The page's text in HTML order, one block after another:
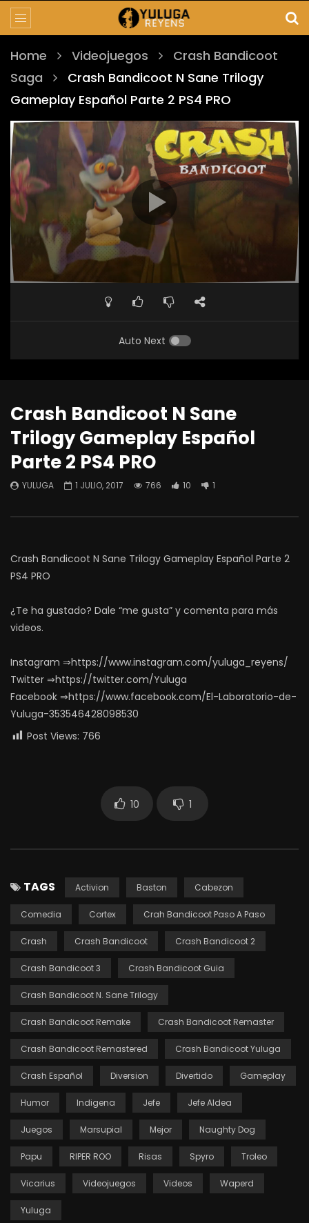
Home Videojuegos
Crash Bandicoot
Saga
Crash Bandicoot N Sane Trilogy
Gameplay Español Parte 2 PS4 PRO
Auto Next
Crash Bandicoot N Sane
Trilogy Gameplay Español
Parte 2 PS4 PRO
YULUGA 1 JULIO, 2017 766 10 1
Crash Bandicoot N Sane Trilogy Gameplay Español Parte 2
PS4 PRO
¿Te ha gustado? Dale “me gusta” y comenta para más
videos.
Instagram ⇒https://www.instagram.com/yuluga_reyens/
Twitter ⇒https://twitter.com/Yuluga
Facebook ⇒https://www.facebook.com/El-Laboratorio-de-
Yuluga-353546428098530
Post Views: 766
10 1
TAGS Activion Baston Cabezon
Comedia Cortex Crah Bandicoot Paso A Paso
Crash Crash Bandicoot Crash Bandicoot 2
Crash Bandicoot 3 Crash Bandicoot Guia
Crash Bandicoot N. Sane Trilogy
Crash Bandicoot Remake Crash Bandicoot Remaster
Crash Bandicoot Remastered Crash Bandicoot Yuluga
Crash Español Diversion Divertido Gameplay
Humor Indigena Jefe Jefe Aldea
Juegos Marsupial Mejor Naughty Dog
Papu RIPER ROO Risas Spyro Troleo
Vicarius Videojuegos Videos Waperd
Yuluga